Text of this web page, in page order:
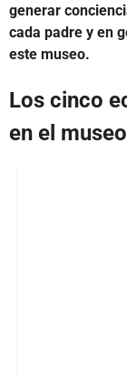
generar
cada padre y en
este museo.
Los cinco
en el museo